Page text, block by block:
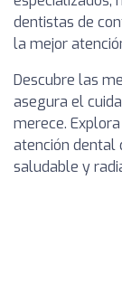
dentistas de
la mejor
Descubre las
asegura el
merece.
atención dental
saludable y